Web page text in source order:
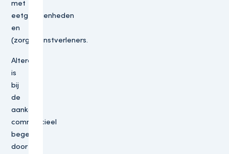
met
eetgelegenheden
en
(zorg)dienstverleners.
Altera
is
bij
de
aankoop
commercieel
begeleid
door